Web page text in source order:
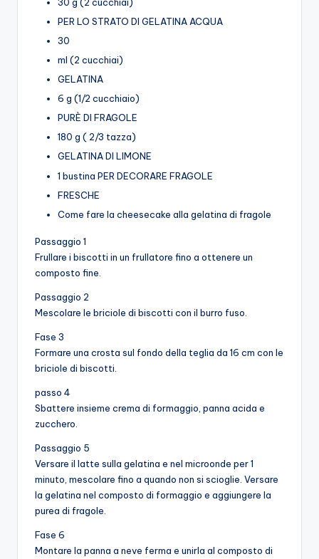
PER LO STRATO DI GELATINA ACQUA
30
ml (2 cucchiai)
GELATINA
6 g (1/2 cucchiaio)
PURÈ DI FRAGOLE
180 g ( 2/3 tazza)
GELATINA DI LIMONE
1 bustina PER DECORARE FRAGOLE
FRESCHE
Come fare la cheesecake alla gelatina di fragole
Passaggio 1
Frullare i biscotti in un frullatore fino a ottenere un
composto fine.
Passaggio 2
Mescolare le briciole di biscotti con il burro fuso.
Fase 3
Formare una crosta sul fondo della teglia da 16 cm con le
briciole di biscotti.
passo 4
Sbattere insieme crema di formaggio, panna acida e
zucchero.
Passaggio 5
Versare il latte sulla gelatina e nel microonde per 1
minuto, mescolare fino a quando non si scioglie. Versare
la gelatina nel composto di formaggio e aggiungere la
purea di fragole.
Fase 6
Montare la panna a neve ferma e unirla al composto di